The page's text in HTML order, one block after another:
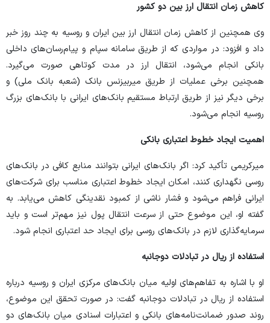
کاهش زمان انتقال ارز بین دو کشور
وی همچنین از کاهش زمان انتقال ارز بین ایران و روسیه به چند روز خبر
داد و افزود: در مواردی که از طریق سامانه سپام و پیام‌رسان‌های داخلی
بانکی انجام می‌شود، انتقال ارز در مدت کوتاهی صورت می‌گیرد.
همچنین برخی عملیات از طریق میربیزنس بانک (شعبه بانک ملی) و
برخی دیگر نیز از طریق ارتباط مستقیم بانک‌های ایرانی با بانک‌های بزرگ
روسیه انجام می‌شود.
اهمیت ایجاد خطوط اعتباری بانکی
میرکریمی تأکید کرد: اگر بانک‌های ایرانی بتوانند منابع کافی در بانک‌های
روسی نگهداری کنند، امکان ایجاد خطوط اعتباری مناسب برای شرکت‌های
ایرانی فراهم می‌شود و فشار ناشی از کمبود نقدینگی کاهش می‌یابد. به
گفته او، این موضوع حتی از سرعت انتقال پول نیز مهم‌تر است و باید
سرمایه‌گذاری لازم در بانک‌های روسی برای ایجاد حد اعتباری انجام شود.
استفاده از ریال در تبادلات دوجانبه
او با اشاره به تفاهم‌های اولیه میان بانک‌های مرکزی ایران و روسیه درباره
استفاده از ریال در تبادلات دوجانبه گفت: در صورت تحقق این موضوع،
روند صدور ضمانت‌نامه‌های بانکی و اعتبارات اسنادی میان بانک‌های دو